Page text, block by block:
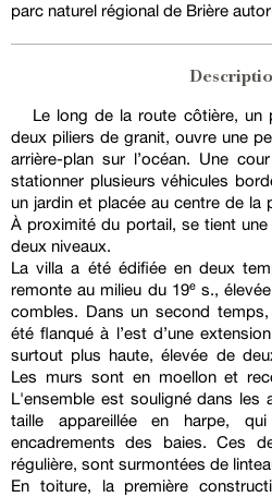
parc naturel régional de Brière
Le long de la route côtière, un
deux piliers de granit, ouvre une
arrière-plan sur l’océan. Une
stationner plusieurs véhicules
un jardin et placée au centre de la
À proximité du portail, se tient
deux niveaux.
La villa a été édifiée en deux
remonte au milieu du 19ᵉ s.,
combles. Dans un second
été flanqué à l’est d’une
surtout plus haute, élevée de
Les murs sont en moellon et
L'ensemble est souligné dans les
taille appareillée en harpe,
encadrements des baies. Ces
régulière, sont surmontées de
En toiture, la première